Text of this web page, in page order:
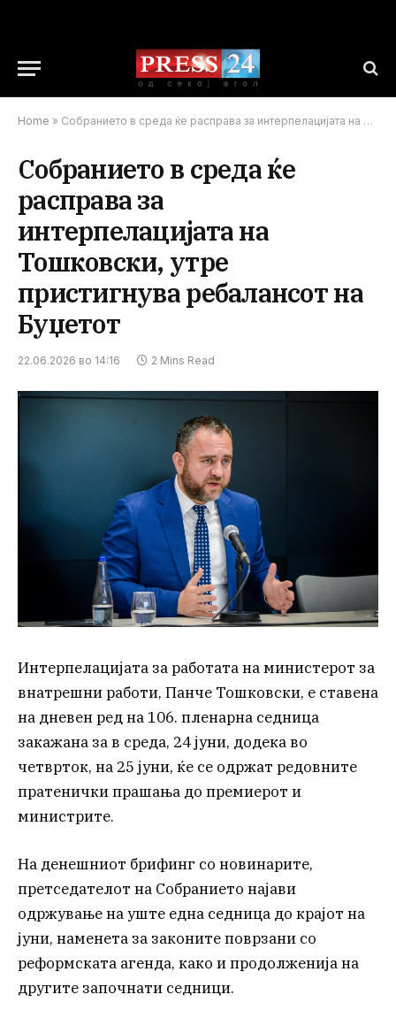
Home » Собранието в среда ќе расправа за интерпелацијата на Тошковски, утре пристигнува ребалансот на Буџетот
Собранието в среда ќе
расправа за
интерпелацијата на
Тошковски, утре
пристигнува ребалансот на
Буџетот
22.06.2026 во 14:16 2 Mins Read
Интерпелацијата за работата на министерот за
внатрешни работи, Панче Тошковски, е ставена
на дневен ред на 106. пленарна седница
закажана за в среда, 24 јуни, додека во
четврток, на 25 јуни, ќе се одржат редовните
пратенички прашања до премиерот и
министрите.
На денешниот брифинг со новинарите,
претседателот на Собранието најави
одржување на уште една седница до крајот на
јуни, наменета за законите поврзани со
реформската агенда, како и продолженија на
другите започнати седници.